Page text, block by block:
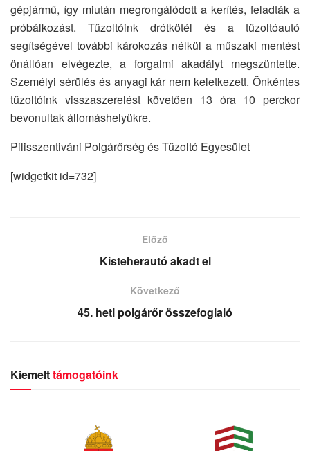
gépjármű, így miután megrongálódott a kerítés, feladták a
próbálkozást. Tűzoltóink drótkötél és a tűzoltóautó
segítségével további károkozás nélkül a műszaki mentést
önállóan elvégezte, a forgalmi akadályt megszüntette.
Személyi sérülés és anyagi kár nem keletkezett. Önkéntes
tűzoltóink visszaszerelést követően 13 óra 10 perckor
bevonultak állomáshelyükre.
Pilisszentiváni Polgárőrség és Tűzoltó Egyesület
[widgetkit id=732]
Előző
Kisteherautó akadt el
Következő
45. heti polgárőr összefoglaló
Kiemelttámogatóink